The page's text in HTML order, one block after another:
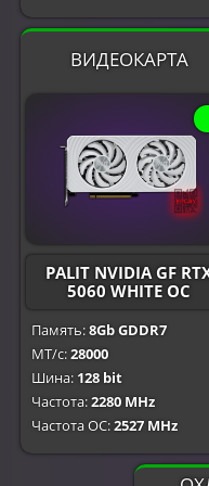
ВИДЕОКАРТА
PALIT NVIDIA GF
5060 WHITE OC
Память:8Gb GDDR7
МТ/с:28000
Шина: 128 bit
Частота:2280 MHz
Частота OC:2527 MHz